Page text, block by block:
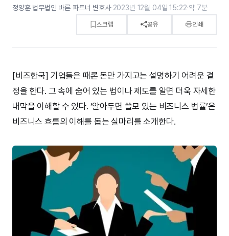
정양훈 법무법인 바른 파트너 변호사·2023년 12월 04일 15:22·약 7분
스크랩 공유 인쇄
[비즈한국] 기업들은 때론 돈만 가지고는 설명하기 어려운 결
정을 한다. 그 속에 숨어 있는 법이나 제도를 알면 더욱 자세한
내막을 이해할 수 있다. ‘알아두면 쓸모 있는 비즈니스 법률’은
비즈니스 흐름의 이해를 돕는 실마리를 소개한다.